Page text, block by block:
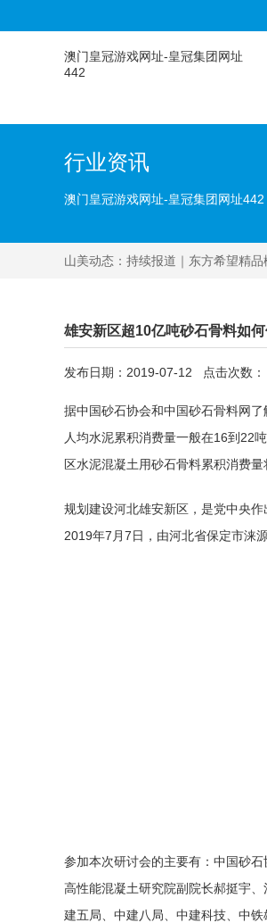
澳门皇冠游戏网址-皇冠集团网址
442
行业资讯
澳门皇冠游戏网址-皇冠集团网址442
山美动态： 持续报道｜东方希望精
雄安新区超10亿吨砂石骨料如
发布日期：2019-07-12 点击次数：
据中国砂石协会和中国砂石骨料网
人均水泥累积消费量一般在16到22
区水泥混凝土用砂石骨料累积消费
规划建设河北雄安新区，是党中央
2019年7月7日，由河北省保定市涞
参加本次研讨会的主要有：中国砂
高性能混凝土研究院副院长郝挺宇
建五局、中建八局、中建科技、中